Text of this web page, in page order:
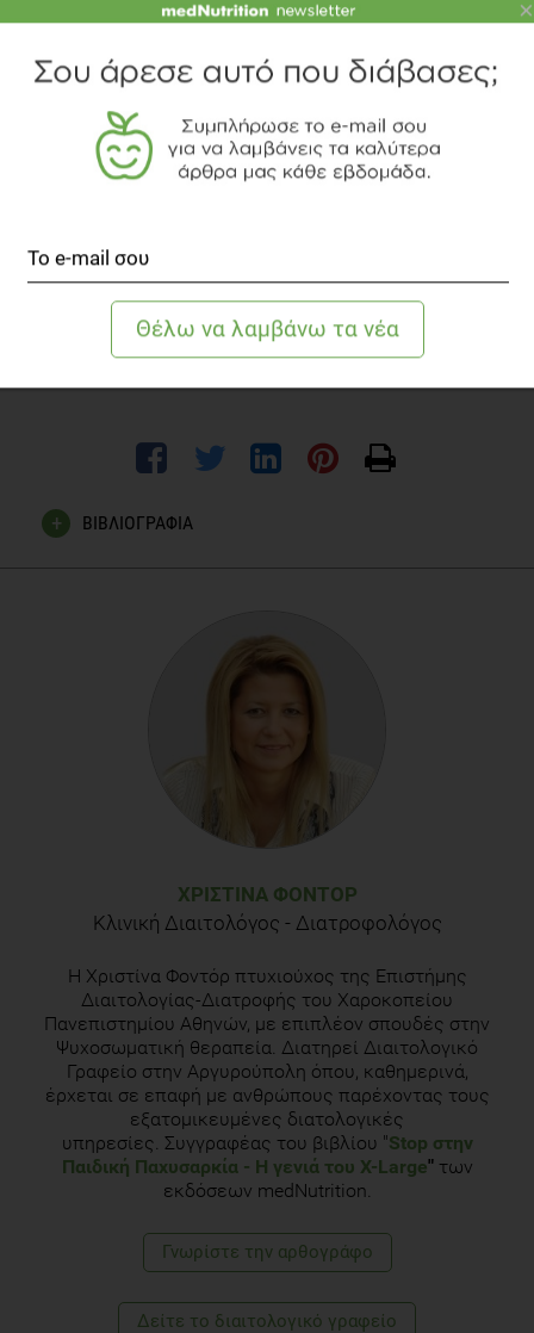
ενυδατώνει τον οργανισμό
βοηθά στη μεταφορά των θρεπτικών ουσιών και του
τους ιστούς
Ρυθμίζει τη θερμοκρασία και αποβάλλει τις τοξικές ουσίες
OK
ΒΙΒΛΙΟΓΡΑΦΙΑ
aged and Older adults, Obesity (Silver Spring). 2010
February; 18(2): 300–307.
Elizabeth A. Dennis et al, Water Consumption Increases
aged and Older adults, Obesity (Silver Spring). 2010
Grandjean AC, et al. (2000). The effect of caffeinated, non-
Journal of the American College of Nutrition, 19(5): 591–600.
ΧΡΙΣΤΊΝΑ ΦΟΝΤΌΡ
Κλινική Διαιτολόγος - Διατροφολόγος
H Χριστίνα Φοντόρ πτυχιούχος της Επιστήμης
Διαιτολογίας-Διατροφής του Χαροκοπείου
Πανεπιστημίου Αθηνών, με επιπλέον σπουδές στην
Ψυχοσωματική θεραπεία. Διατηρεί Διαιτολογικό
Γραφείο στην Αργυρούπολη όπου, καθημερινά,
έρχεται σε επαφή με ανθρώπους παρέχοντας τους
εξατομικευμένες διατολογικές
υπηρεσίες. Συγγραφέας του βιβλίου "Stop στην
Παιδική Παχυσαρκία- Η γενιά του Χ-Large" των
εκδόσεων medNutrition.
Γνωρίστε την αρθογράφο
Δείτε το διαιτολογικό γραφείο
×